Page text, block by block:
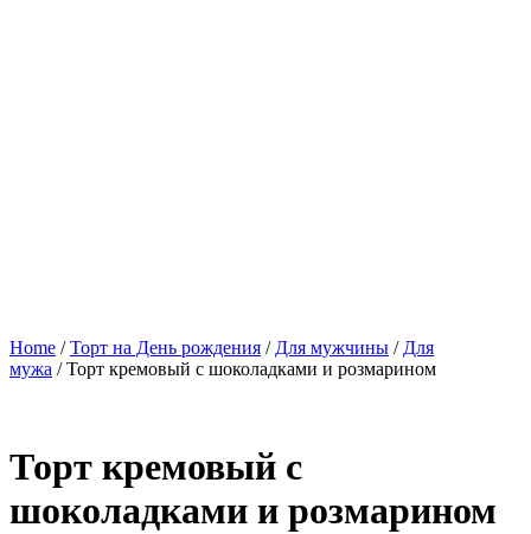
Home /Торт на День рождения / Для мужчины / Для
мужа / Торт кремовый с шоколадками и розмарином
Торт кремовый с
шоколадками и розмарином